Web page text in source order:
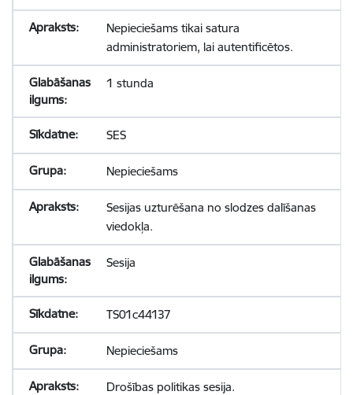
Nepieciešams tikai satura
administratoriem, lai autentificētos.
1 stunda
SES
Nepieciešams
Sesijas uzturēšana no slodzes dalīšanas
viedokļa.
Sesija
TS01c44137
Nepieciešams
Drošības politikas sesija.